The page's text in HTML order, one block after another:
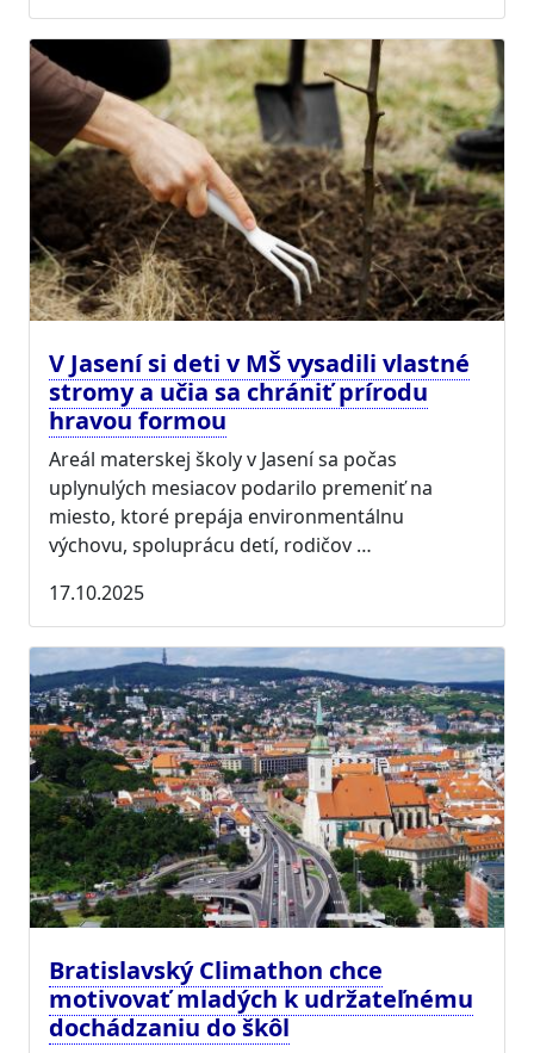
V Jasení si deti v MŠ vysadili vlastné
stromy a učia sa chrániť prírodu
hravou formou
Areál materskej školy v Jasení sa počas
uplynulých mesiacov podarilo premeniť na
miesto, ktoré prepája environmentálnu
výchovu, spoluprácu detí, rodičov …
17.10.2025
Bratislavský Climathon chce
motivovať mladých k udržateľnému
dochádzaniu do škôl